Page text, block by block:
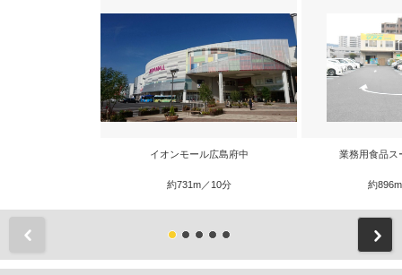
イオンモール広島府中
約731m／10分
業務用食品ス
約